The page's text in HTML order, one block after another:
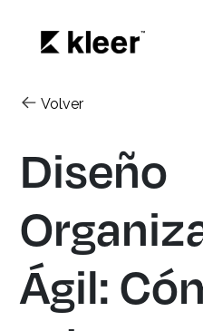
Volver
Diseño
Ágil: